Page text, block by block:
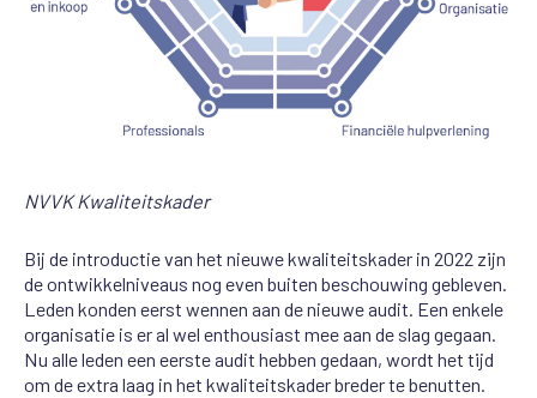
NVVK Kwaliteitskader
Bij de introductie van het nieuwe kwaliteitskader in 2022 zijn
de ontwikkelniveaus nog even buiten beschouwing gebleven.
Leden konden eerst wennen aan de nieuwe audit. Een enkele
organisatie is er al wel enthousiast mee aan de slag gegaan.
Nu alle leden een eerste audit hebben gedaan, wordt het tijd
om de extra laag in het kwaliteitskader breder te benutten.